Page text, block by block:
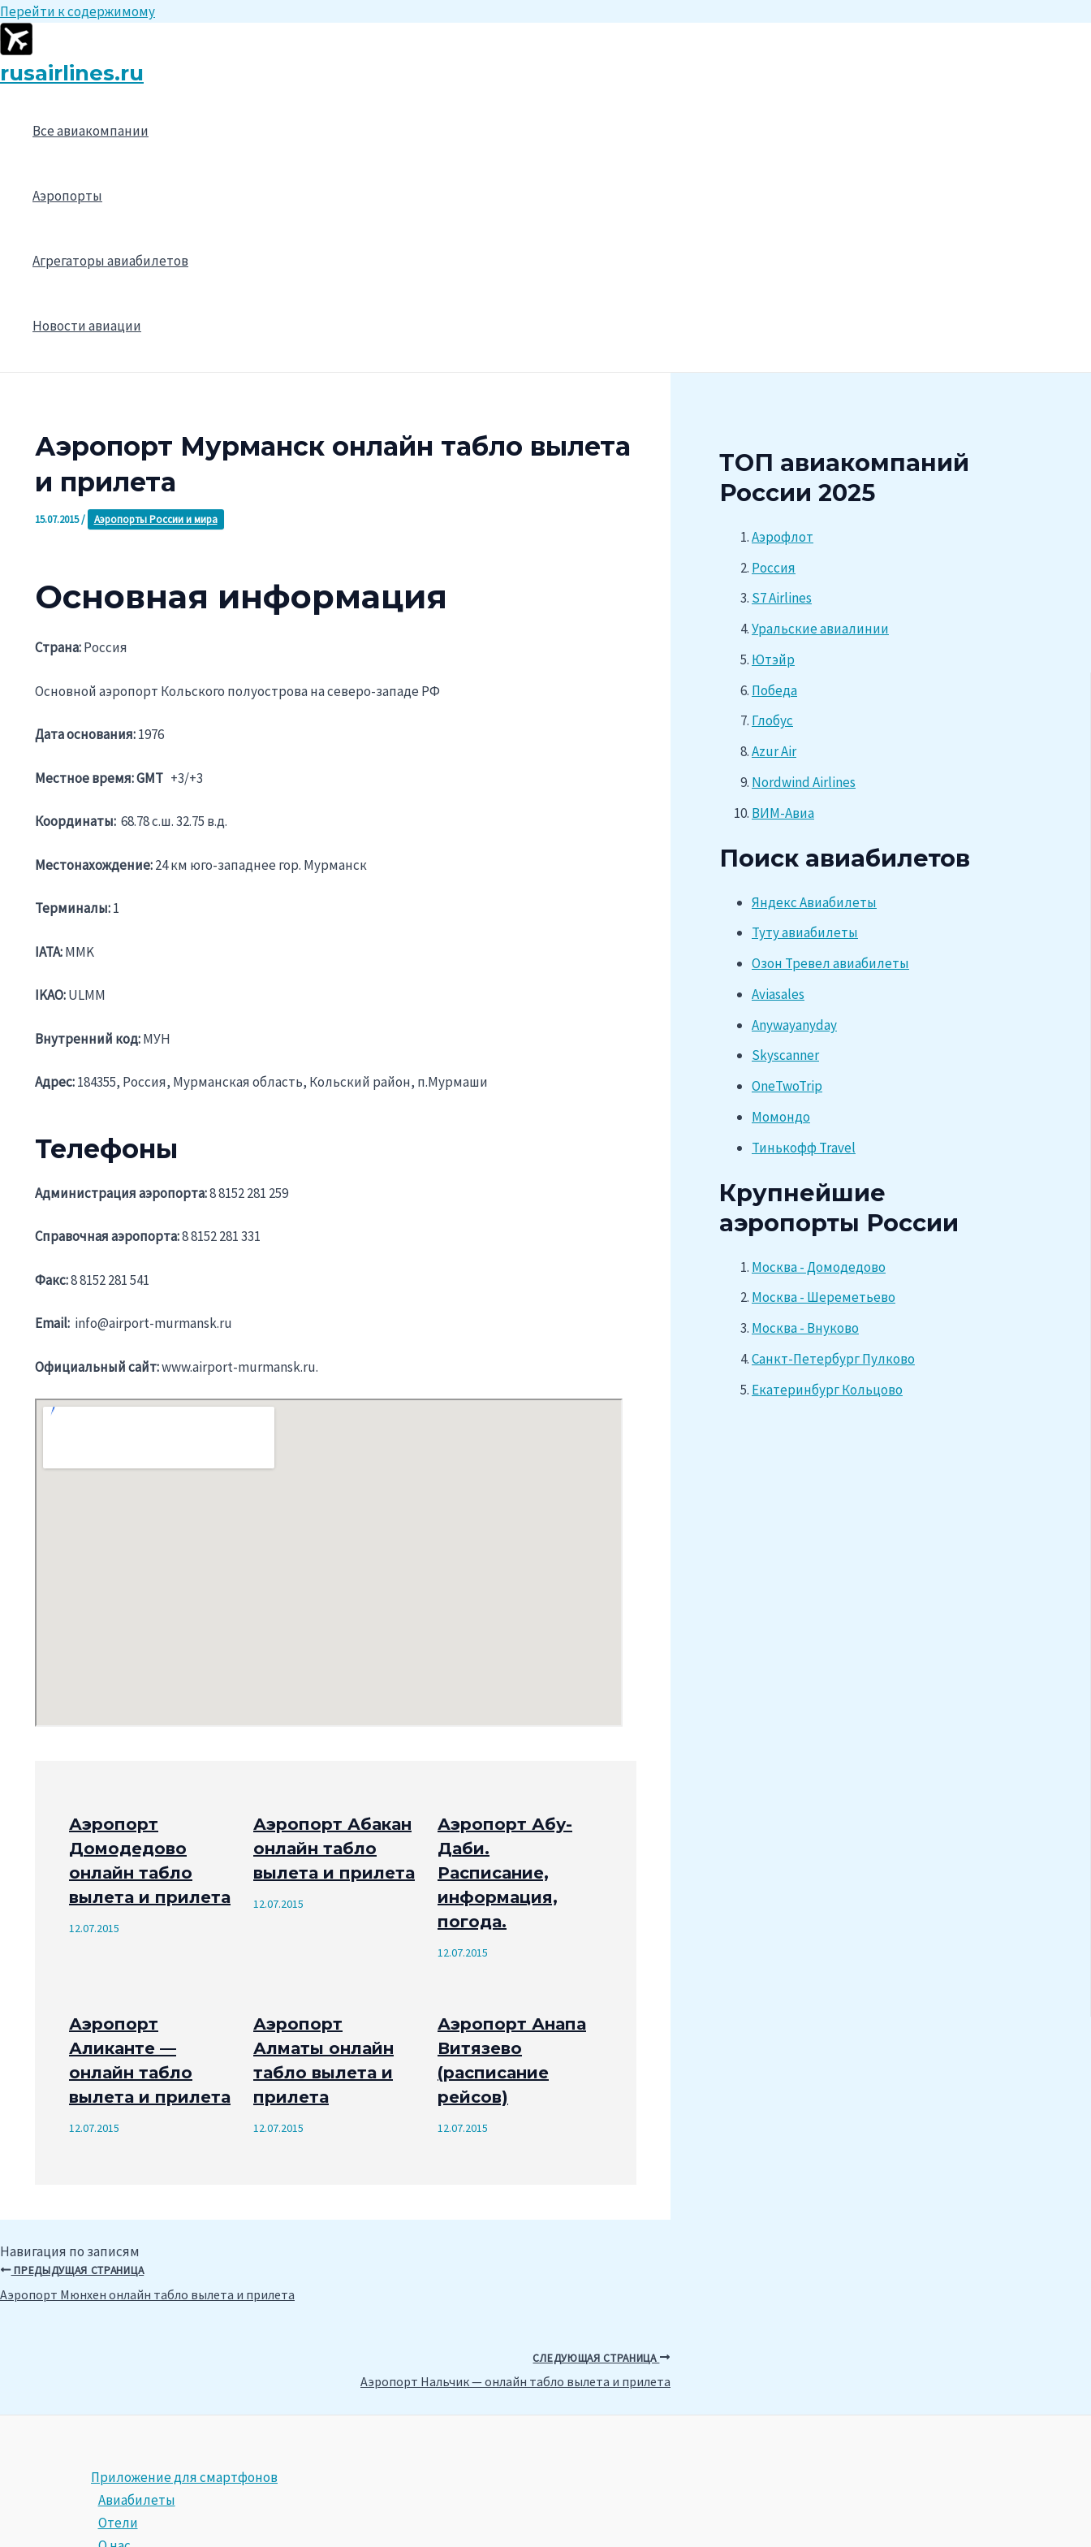
Перейти к содержимому
rusairlines.ru
Все авиакомпании
Аэропорты
Агрегаторы авиабилетов
Новости авиации
Аэропорт Мурманск онлайн табло вылета
и прилета
15.07.2015/ Аэропорты России и мира
Основная информация
Страна:Россия
Основной аэропорт Кольского полуострова на северо-западе РФ
Дата основания:1976
Местное время: GMT +3/+3
Координаты:68.78 c.ш. 32.75 в.д.
Местонахождение:24 км юго-западнее гор. Мурманск
Терминалы:1
IATA:MMK
IKAO:ULMM
Внутренний код:МУН
Адрес:184355, Россия, Мурманская область, Кольский район, п.Мурмаши
Телефоны
Администрация аэропорта:8 8152 281 259
Справочная аэропорта:8 8152 281 331
Факс:8 8152 281 541
Email: info@airport-murmansk.ru
Официальный cайт:www.airport-murmansk.ru.
Аэропорт
Домодедово
онлайн табло
вылета и прилета
12.07.2015
Аэропорт Абакан
онлайн табло
вылета и прилета
12.07.2015
Аэропорт Абу-
Даби.
Расписание,
информация,
погода.
12.07.2015
Аэропорт
Аликанте —
онлайн табло
вылета и прилета
12.07.2015
Аэропорт
Алматы онлайн
табло вылета и
прилета
12.07.2015
Аэропорт Анапа
Витязево
(расписание
рейсов)
12.07.2015
Навигация по записям
ПРЕДЫДУЩАЯ СТРАНИЦА
Аэропорт Мюнхен онлайн табло вылета и прилета
СЛЕДУЮЩАЯ СТРАНИЦА
Аэропорт Нальчик — онлайн табло вылета и прилета
ТОП авиакомпаний
России 2025
Аэрофлот
Россия
S7 Airlines
Уральские авиалинии
Ютэйр
Победа
Глобус
Azur Air
Nordwind Airlines
ВИМ-Авиа
Поиск авиабилетов
Яндекс Авиабилеты
Туту авиабилеты
Озон Тревел авиабилеты
Aviasales
Anywayanyday
Skyscanner
OneTwoTrip
Момондо
Тинькофф Travel
Крупнейшие
аэропорты России
Москва - Домодедово
Москва - Шереметьево
Москва - Внуково
Санкт-Петербург Пулково
Екатеринбург Кольцово
Приложение для смартфонов
Авиабилеты
Отели